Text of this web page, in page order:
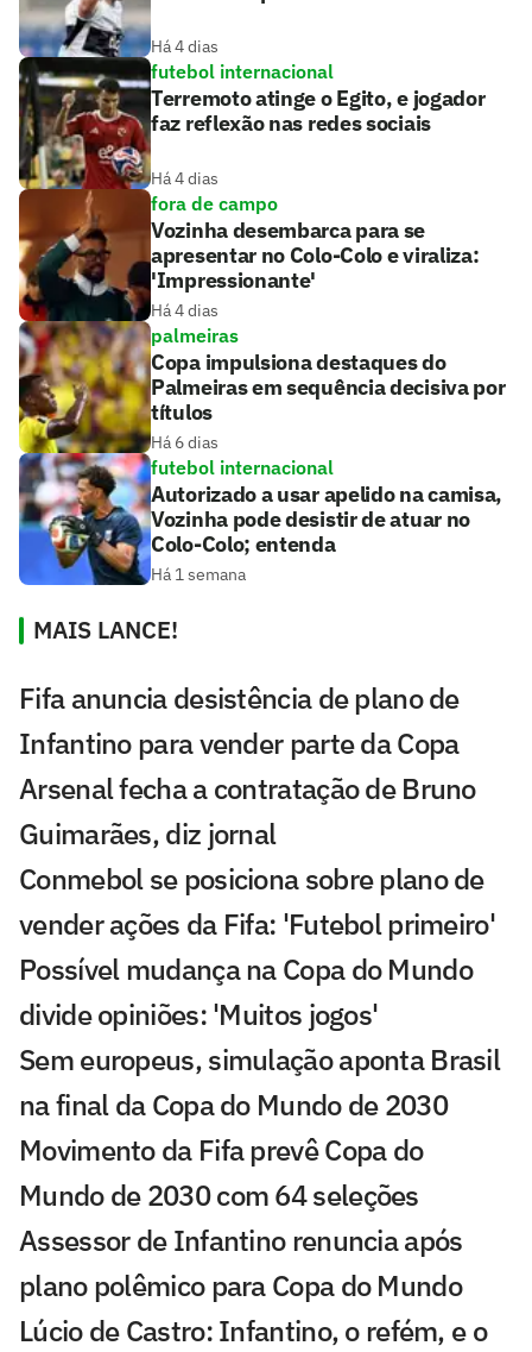
Há 4 dias
futebol internacional
Terremoto atinge o Egito, e jogador
faz reflexão nas redes sociais
Há 4 dias
fora de campo
Vozinha desembarca para se
apresentar no Colo-Colo e viraliza:
'Impressionante'
Há 4 dias
palmeiras
Copa impulsiona destaques do
Palmeiras em sequência decisiva por
títulos
Há 6 dias
futebol internacional
Autorizado a usar apelido na camisa,
Vozinha pode desistir de atuar no
Colo-Colo; entenda
Há 1 semana
MAIS LANCE!
Fifa anuncia desistência de plano de
Infantino para vender parte da Copa
Arsenal fecha a contratação de Bruno
Guimarães, diz jornal
Conmebol se posiciona sobre plano de
vender ações da Fifa: 'Futebol primeiro'
Possível mudança na Copa do Mundo
divide opiniões: 'Muitos jogos'
Sem europeus, simulação aponta Brasil
na final da Copa do Mundo de 2030
Movimento da Fifa prevê Copa do
Mundo de 2030 com 64 seleções
Assessor de Infantino renuncia após
plano polêmico para Copa do Mundo
Lúcio de Castro: Infantino, o refém, e o